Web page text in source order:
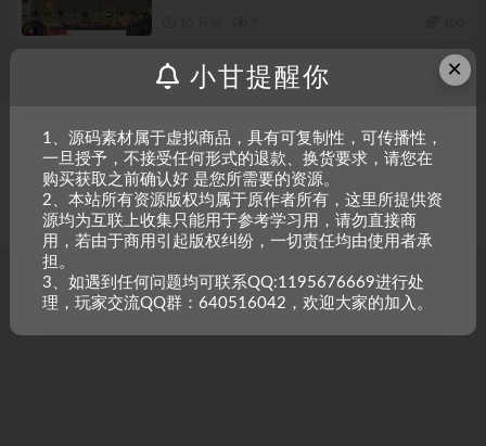
Copyright © 2023 小甘牛人资源网 - All rights reserved
粤ICP备2023002201
号-1
本站是一个坚持做精品资源的网站，会长期坚持更新资源，以共享为原则，尊
重原创，如需搬资源请先与站长沟通，恶意搬运封禁账号。
×
小甘提醒你
1、源码素材属于虚拟商品，具有可复制性，可传播性，
一旦授予，不接受任何形式的退款、换货要求，请您在
购买获取之前确认好 是您所需要的资源。
2、本站所有资源版权均属于原作者所有，这里所提供资
源均为互联上收集只能用于参考学习用，请勿直接商
用，若由于商用引起版权纠纷，一切责任均由使用者承
担。
3、如遇到任何问题均可联系QQ:1195676669进行处
理，玩家交流QQ群：640516042，欢迎大家的加入。